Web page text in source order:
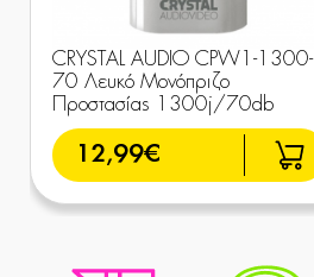
CRYSTAL AUDIO CPW1-1300-
70 Λευκό Μονόπριζο
Προστασίας 1300j/70db
12,99€